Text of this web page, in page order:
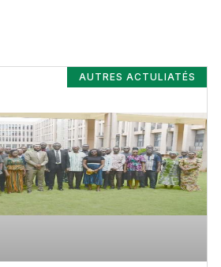
AUTRES ACTULIATÉS